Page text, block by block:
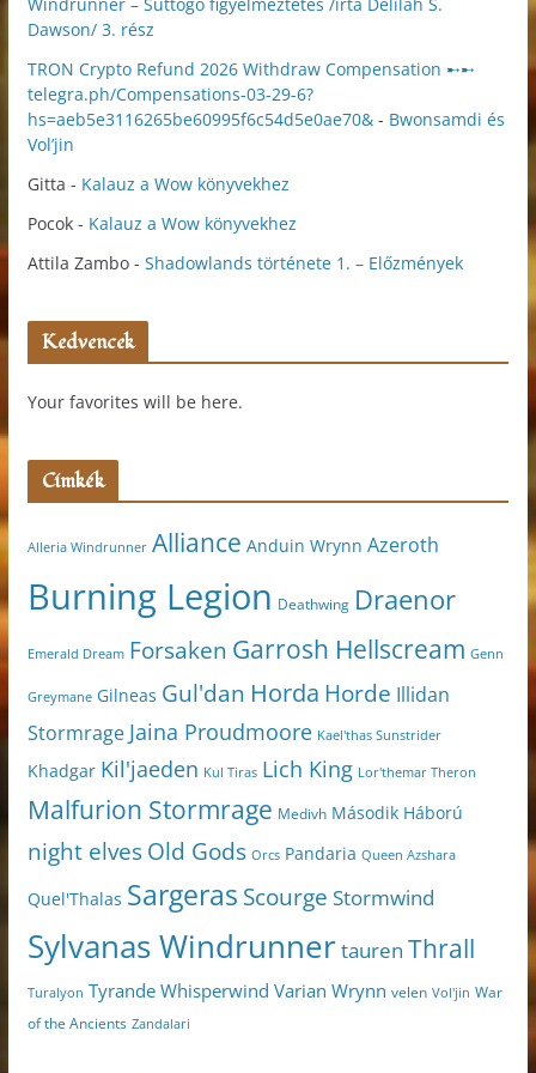
Dawson/ 3. rész
TRON Crypto Refund 2026 Withdraw Compensation ➸➸
telegra.ph/Compensations-03-29-6?
hs=aeb5e3116265be60995f6c54d5e0ae70&- Bwonsamdi és
Vol’jin
Gitta - Kalauz a Wow könyvekhez
Pocok- Kalauz a Wow könyvekhez
Attila Zambo- Shadowlands története 1. – Előzmények
Kedvencek
Your favorites will be here.
Címkék
Alleria Windrunner Alliance Anduin Wrynn Azeroth
Burning Legion Deathwing Draenor
Emerald Dream Forsaken Garrosh Hellscream Genn
Greymane Gilneas Gul'dan Horda Horde Illidan
Stormrage Jaina Proudmoore Kael'thas Sunstrider
Khadgar Kil'jaeden Kul Tiras Lich King Lor'themar Theron
Malfurion Stormrage Medivh Második Háború
night elves Old Gods Orcs Pandaria Queen Azshara
Quel'Thalas Sargeras Scourge Stormwind
Sylvanas Windrunnertauren Thrall
Turalyon Tyrande Whisperwind Varian Wrynn velen Vol'jin War
of the Ancients Zandalari